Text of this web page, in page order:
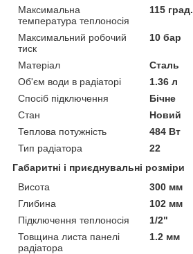
Максимальна
температура теплоносія
115 град.
Максимальний робочий
тиск
10 бар
Матеріал
Сталь
Об'єм води в радіаторі
1.36 л
Спосіб підключення
Бічне
Стан
Новий
Теплова потужність
484 Вт
Тип радіатора
22
Габаритні і приєднувальні розміри
Висота
300 мм
Глибина
102 мм
Підключення теплоносія
1/2"
Товщина листа панелі
радіатора
1.2 мм